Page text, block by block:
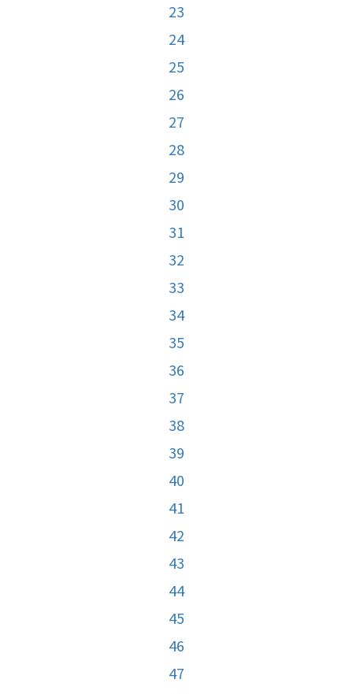
23
24
25
26
27
28
29
30
31
32
33
34
35
36
37
38
39
40
41
42
43
44
45
46
47